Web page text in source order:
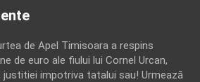
de Apel Timisoara a respins
de euro ale fiului lui Cornel Urcan,
justitiei impotriva tatalui sau! Urmează